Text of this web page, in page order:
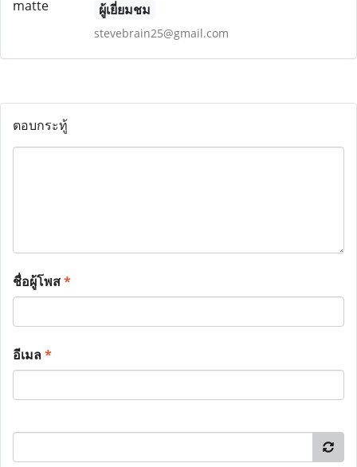
ผู้เยี่ยมชม
stevebrain25@gmail.com
ตอบกระทู้
ชื่อผู้โพส*
อีเมล*